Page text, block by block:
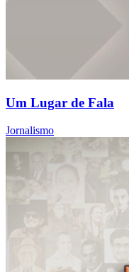
Um Lugar de Fala
Jornalismo